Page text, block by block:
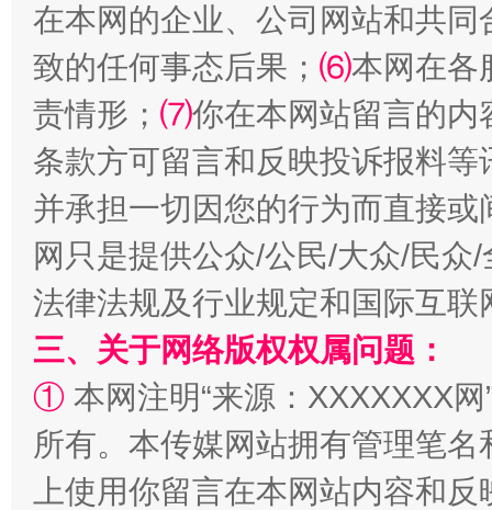
扯下公款旅游的“隐身衣” 如何以
在本网的企业、公司网站和共
致的任何事态后果； ⑹本网在各
责情形； ⑺你在本网站留言的内
条款方可留言和反映投诉报料
并承担一切因您的行为而直接
网只是提供公众/公民/大众/民
法律法规及行业规定和国际互
三、关于网络版权权属问题：
① 本网注明“来源：XXXXXXX
所有。本传媒网站拥有管理笔
上使用你留言在本网站内容和